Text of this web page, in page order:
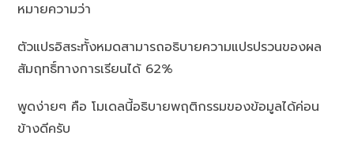
หมายความว่า
ตัวแปรอิสระทั้งหมดสามารถอธิบายความแปรปรวนของผล
สัมฤทธิ์ทางการเรียนได้ 62%
พูดง่ายๆ คือ โมเดลนี้อธิบายพฤติกรรมของข้อมูลได้ค่อน
ข้างดีครับ